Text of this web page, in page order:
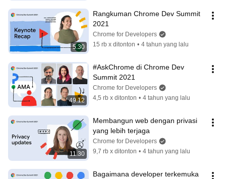
5.30
Rangkuman Chrome Dev Summit
2021
Chrome for Developers
15 rb x ditonton • 4 tahun yang lalu
49.12
#AskChrome di Chrome Dev
Summit 2021
Chrome for Developers
4,5 rb x ditonton • 4 tahun yang lalu
11.30
Membangun web dengan privasi
yang lebih terjaga
Chrome for Developers
9,7 rb x ditonton • 4 tahun yang lalu
Bagaimana developer terkemuka